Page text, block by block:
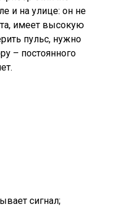
и на улице: он не
имеет высокую
пульс, нужно
– постоянного
сигнал;